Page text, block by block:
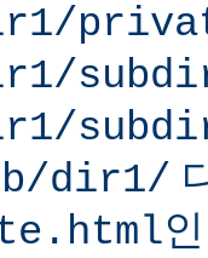
dir1/